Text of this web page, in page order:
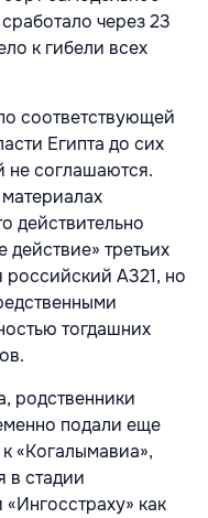
через 23
к гибели всех
соответствующей
Египта до сих
не соглашаются.
действительно
действие» третьих
российский А321, но
тогдашних
родственники
подали еще
«Когалымавиа»,
в стадии
как